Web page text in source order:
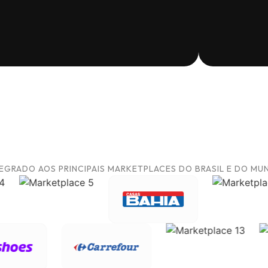
AOS PRINCIPAIS MARKETPLACES DO BRASIL E DO